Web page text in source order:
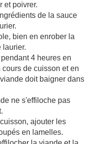
et poivrer.
de la sauce
bien en enrober la
laurier.
4 heures en
de cuisson et en
doit baigner dans
ne s'effiloche pas
ajouter les
en lamelles.